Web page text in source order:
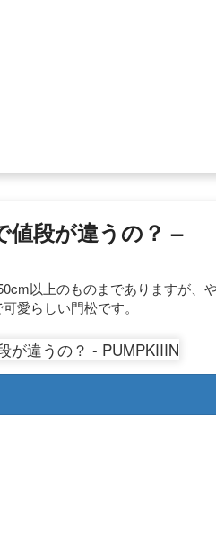
値段が違うの？ –
以上のものまでありますが、
愛らしい門松です。